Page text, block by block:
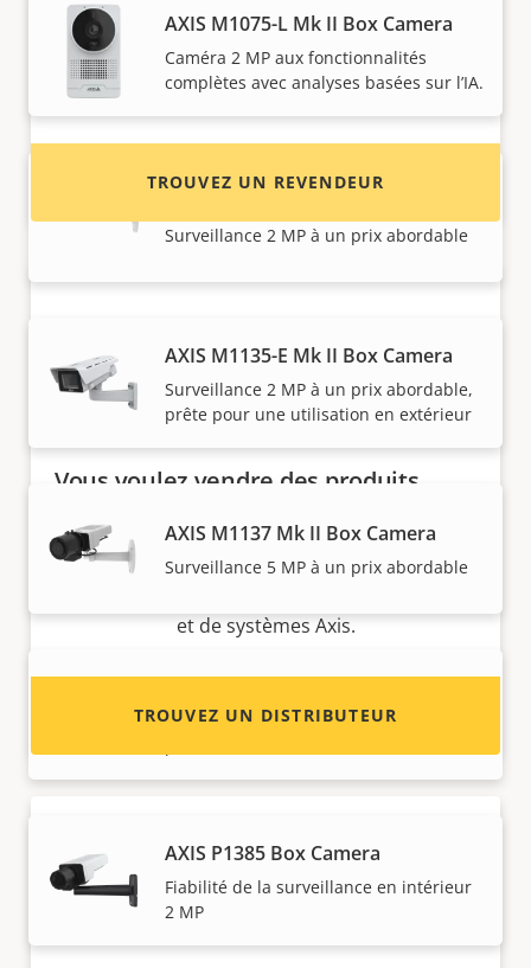
AXIS M1075-L Mk II Box Camera
Caméra 2 MP aux fonctionnalités
complètes avec analyses basées sur l’IA.
Surveillance 2 MP à un prix abordable
AXIS M1135-E Mk II Box Camera
Surveillance 2 MP à un prix abordable,
prête pour une utilisation en extérieur
AXIS M1137 Mk II Box Camera
Surveillance 5 MP à un prix abordable
Surveillance 5 MP à un prix abordable,
AXIS P1385 Box Camera
Fiabilité de la surveillance en intérieur
2 MP
Trouvez des revendeurs, des intégrateurs
système et des installateurs de produits et de
systèmes Axis.
TROUVEZ UN REVENDEUR
Vous voulez vendre des produits
Vous souhaitez devenir revendeur ? Trouvez
et de systèmes Axis.
TROUVEZ UN DISTRIBUTEUR